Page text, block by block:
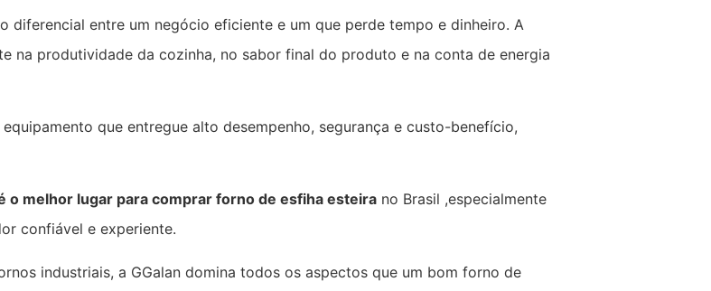
diferencial entre um negócio eficiente e um que perde tempo e dinheiro. A
na produtividade da cozinha, no sabor final do produto e na conta de energia
que entregue alto desempenho, segurança e custo-benefício,
o melhor lugar para comprar forno de esfiha esteira no Brasil ,especialmente
confiável e experiente.
industriais, a GGalan domina todos os aspectos que um bom forno de